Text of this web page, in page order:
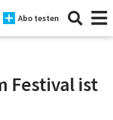
Abo testen
Festival ist